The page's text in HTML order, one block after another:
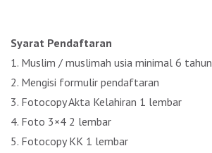
Syarat Pendaftaran
1. Muslim / muslimah usia minimal 6 tahun
2. Mengisi formulir pendaftaran
3. Fotocopy Akta Kelahiran 1 lembar
4. Foto 3×4 2 lembar
5. Fotocopy KK 1 lembar